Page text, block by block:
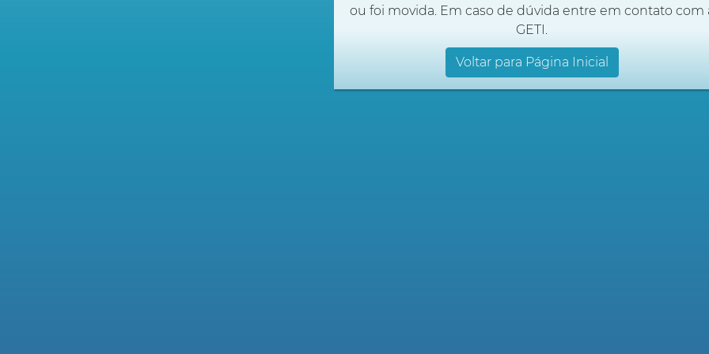
ou foi movida. Em caso de dúvida entre em contato com
GETI.
Voltar para Página Inicial